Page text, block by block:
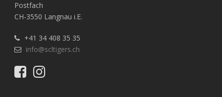
Postfach
CH-3550 Langnau i.E.
+41 34 408 35 35
info@scltigers.ch